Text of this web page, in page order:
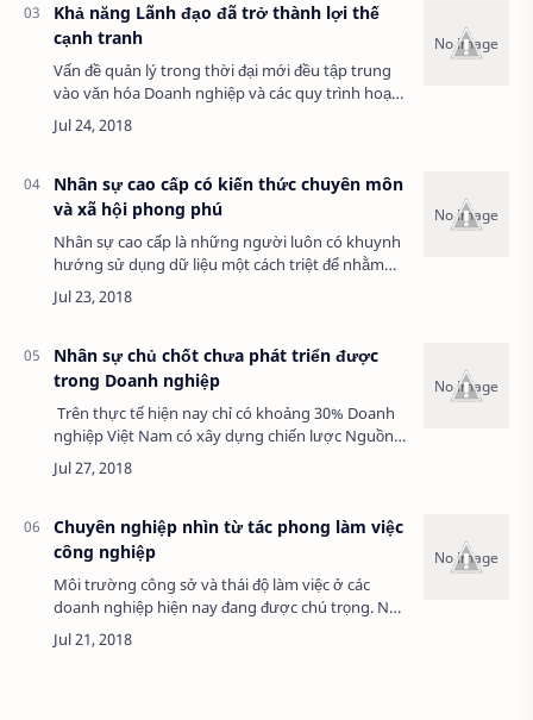
Khả năng Lãnh đạo đã trở thành lợi thế
cạnh tranh
Vấn đề quản lý trong thời đại mới đều tập trung
vào văn hóa Doanh nghiệp và các quy trình hoạt
động cốt lõi. Nhu cầu khẩn thiết về việc tái tạo
sinh lực cho Doanh nghiệp đã đặt ra …
Nhân sự cao cấp có kiến thức chuyên môn
và xã hội phong phú
Nhân sự cao cấp là những người luôn có khuynh
hướng sử dụng dữ liệu một cách triệt để nhằm
quy hoạch thành những “luồng” thông tin bổ ích
phục vụ cho việc nâng cao kiến thức trên n…
Nhân sự chủ chốt chưa phát triển được
trong Doanh nghiệp
Trên thực tế hiện nay chỉ có khoảng 30% Doanh
nghiệp Việt Nam có xây dựng chiến lược Nguồn
nhân lực. Chủ Doanh nghiệp và Ban điều hành
chưa nhận thức đúng đắn về vai trò then…
Chuyên nghiệp nhìn từ tác phong làm việc
công nghiệp
Môi trường công sở và thái độ làm việc ở các
doanh nghiệp hiện nay đang được chú trọng. Nó
là một trong những yếu tố tạo nên hiệu quả làm
việc, trong thái độ làm việc của cán bộ nh…